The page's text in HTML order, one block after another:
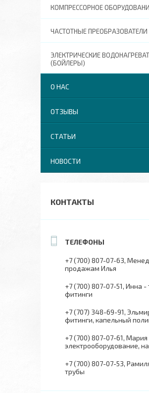
КОМПРЕССОРНОЕ
ЧАСТОТНЫЕ ПРЕОБРАЗОВАТЕЛИ
ЭЛЕКТРИЧЕСКИЕ
(БОЙЛЕРЫ)
О НАС
ОТЗЫВЫ
СТАТЬИ
НОВОСТИ
КОНТАКТЫ
+7 (700) 807-07-63
продажам Илья
+7 (700) 807-07-51 Инна -
фитинги
+7 (707) 348-69-91
фитинги, капельный
+7 (700) 807-07-61 Мария
электрооборудование,
+7 (700) 807-07-53
трубы